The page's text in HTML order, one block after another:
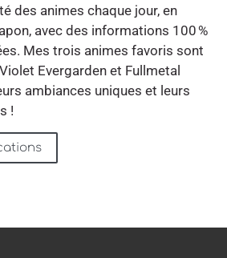
des animes chaque jour, en
avec des informations 100 %
Mes trois animes favoris sont
Evergarden et Fullmetal
ambiances uniques et leurs
!